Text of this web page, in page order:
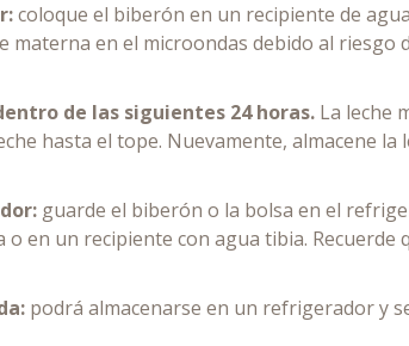
coloque el biberón en un recipiente de
en el microondas debido al riesgo
de las siguientes 24 horas. La leche
hasta el tope. Nuevamente, almacene la
guarde el biberón o la bolsa en el
en un recipiente con agua tibia. Recuerde
podrá almacenarse en un refrigerador y